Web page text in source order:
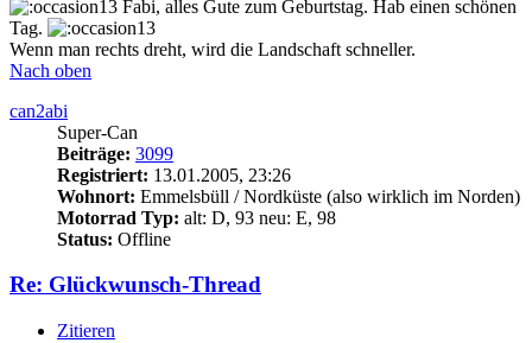
Fabi, alles Gute zum Geburtstag. Hab einen schönen
Tag.
Wenn man rechts dreht, wird die Landschaft schneller.
Nach oben
can2abi
Super-Can
Beiträge: 3099
Registriert: 13.01.2005, 23:26
Wohnort: Emmelsbüll / Nordküste (also wirklich im Norden)
Motorrad Typ: alt: D, 93 neu: E, 98
Status: Offline
Re: Glückwunsch-Thread
Zitieren